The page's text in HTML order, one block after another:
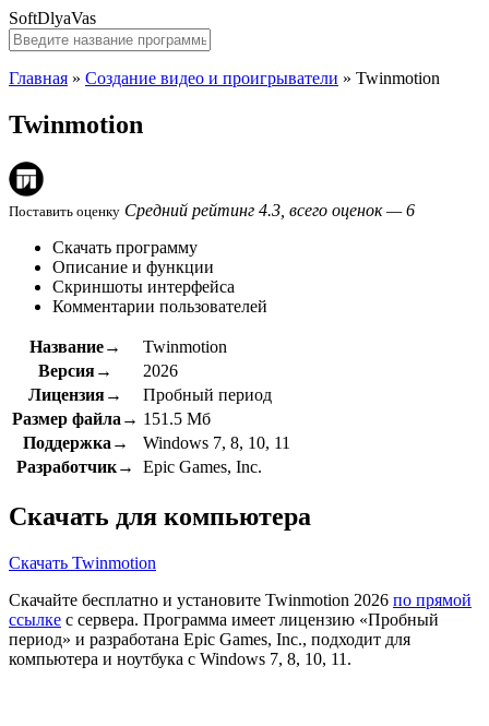
SoftDlyaVas
Главная » Создание видео и проигрыватели » Twinmotion
Twinmotion
Поставить оценку Средний рейтинг 4.3, всего оценок — 6
Скачать программу
Описание и функции
Скриншоты интерфейса
Комментарии пользователей
Название→
Twinmotion
Версия→
2026
Лицензия→
Пробный период
Размер файла→ 151.5 Мб
Поддержка→
Windows 7, 8, 10, 11
Разработчик→
Epic Games, Inc.
Скачать для компьютера
Скачать Twinmotion
Скачайте бесплатно и установите Twinmotion 2026 по прямой
ссылке с сервера. Программа имеет лицензию «Пробный
период» и разработана Epic Games, Inc., подходит для
компьютера и ноутбука с Windows 7, 8, 10, 11.